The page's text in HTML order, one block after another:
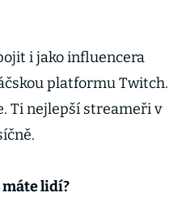
i jako influencera
platformu Twitch.
Ti nejlepší streameři v
máte lidí?